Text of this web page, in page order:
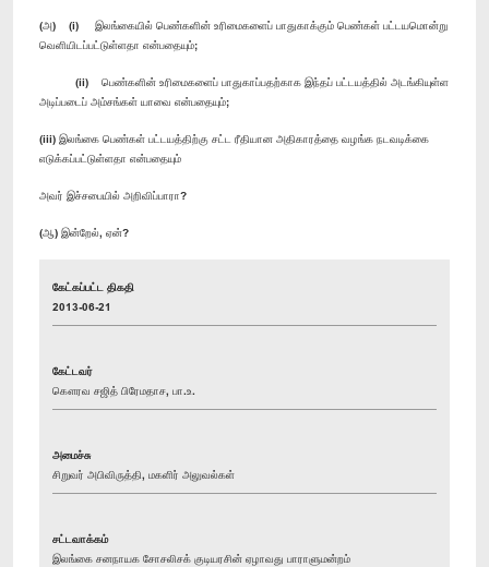
(அ) (i) இலங்கையில் பெண்களின் உரிமைகளைப் பாதுகாக்கும் பெண்கள் பட்டயமொன்று
வெளியிடப்பட்டுள்ளதா என்பதையும்;
(ii) பெண்களின் உரிமைகளைப் பாதுகாப்பதற்காக இந்தப் பட்டயத்தில் அடங்கியுள்ள
அடிப்படைப் அம்சங்கள் யாவை என்பதையும்;
(iii) இலங்கை பெண்கள் பட்டயத்திற்கு சட்ட ரீதியான அதிகாரத்தை வழங்க நடவடிக்கை
எடுக்கப்பட்டுள்ளதா என்பதையும்
அவர் இச்சபையில் அறிவிப்பாரா?
(ஆ) இன்றேல், ஏன்?
கேட்கப்பட்ட திகதி
2013-06-21
கேட்டவர்
கௌரவ சஜித் பிரேமதாச, பா.உ.
அமைச்சு
சிறுவர் அபிவிருத்தி, மகளிர் அலுவல்கள்
சட்டவாக்கம்
இலங்கை சனநாயக சோசலிசக் குடியரசின் ஏழாவது பாராளுமன்றம்